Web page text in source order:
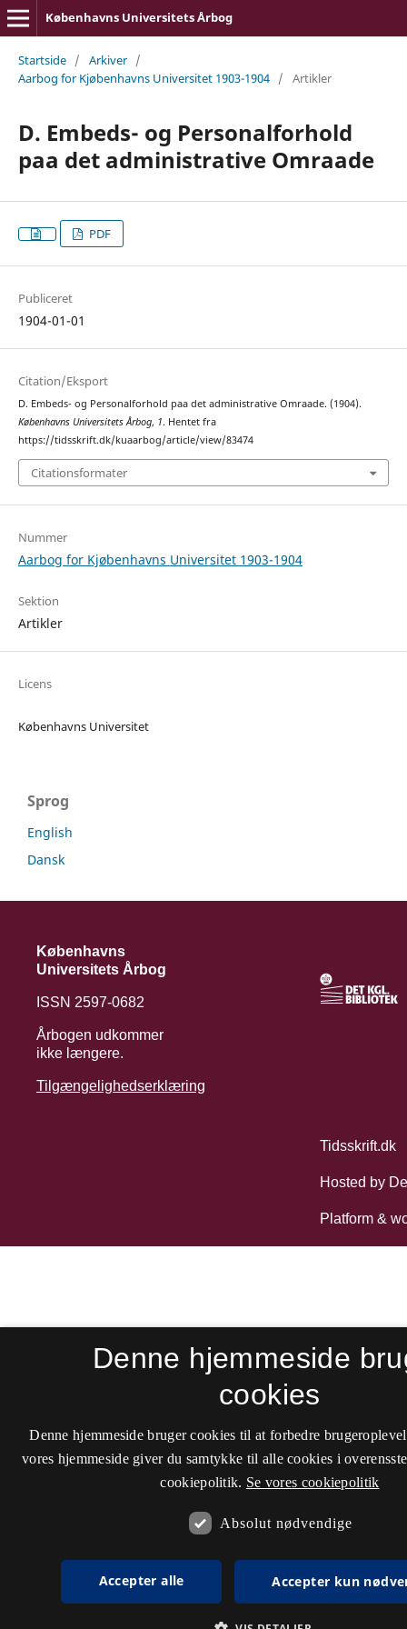
Københavns Universitets Årbog
Startside / Arkiver /
Aarbog for Kjøbenhavns Universitet 1903-1904 / Artikler
D. Embeds- og Personalforhold
paa det administrative Omraade
PDF
Publiceret
1904-01-01
Citation/Eksport
D. Embeds- og Personalforhold paa det administrative Omraade. (1904).
Københavns Universitets Årbog, 1. Hentet fra
https://tidsskrift.dk/kuaarbog/article/view/83474
Citationsformater
Nummer
Aarbog for Kjøbenhavns Universitet 1903-1904
Sektion
Artikler
Licens
Københavns Universitet
Sprog
English
Dansk
Københavns
Universitets Årbog
ISSN 2597-0682
Årbogen udkommer
ikke længere.
Tilgængelighedserklæring
Denne hjemmeside
cookies
Denne hjemmeside bruger cookies til at forbedre
vores hjemmeside giver du samtykke til alle cookies i
cookiepolitik. Se vores cookiepolitik
Absolut nødvendige
Accepter alle Accepter kun